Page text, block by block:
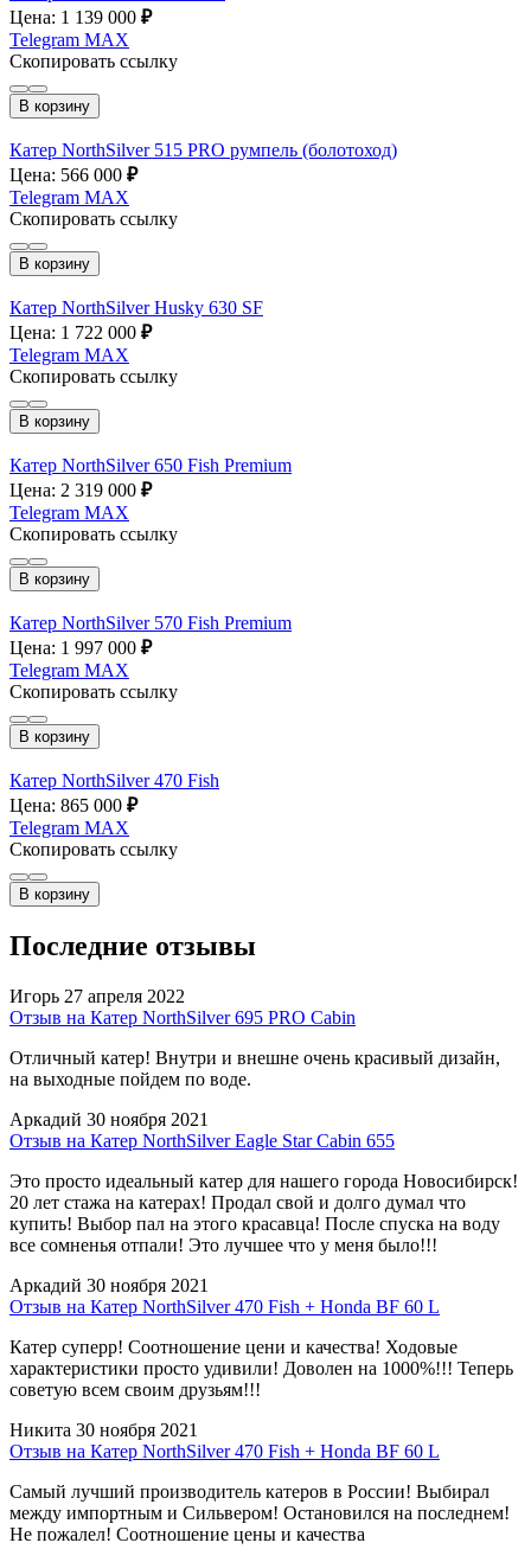
Цена: 1 139 000 ₽
Telegram MAX
Скопировать ссылку
В корзину
Катер NorthSilver 515 PRO румпель (болотоход)
Цена: 566 000 ₽
Telegram MAX
Скопировать ссылку
В корзину
Катер NorthSilver Husky 630 SF
Цена: 1 722 000 ₽
Telegram MAX
Скопировать ссылку
В корзину
Катер NorthSilver 650 Fish Premium
Цена: 2 319 000 ₽
Telegram MAX
Скопировать ссылку
В корзину
Катер NorthSilver 570 Fish Premium
Цена: 1 997 000 ₽
Telegram MAX
Скопировать ссылку
В корзину
Катер NorthSilver 470 Fish
Цена: 865 000 ₽
Telegram MAX
Скопировать ссылку
В корзину
Последние отзывы
Игорь 27 апреля 2022
Отзыв на Катер NorthSilver 695 PRO Cabin
Отличный катер! Внутри и внешне очень красивый дизайн,
на выходные пойдем по воде.
Аркадий 30 ноября 2021
Отзыв на Катер NorthSilver Eagle Star Cabin 655
Это просто идеальный катер для нашего города Новосибирск!
20 лет стажа на катерах! Продал свой и долго думал что
купить! Выбор пал на этого красавца! После спуска на воду
все сомненья отпали! Это лучшее что у меня было!!!
Аркадий 30 ноября 2021
Отзыв на Катер NorthSilver 470 Fish + Honda BF 60 L
Катер суперр! Соотношение цени и качества! Ходовые
характеристики просто удивили! Доволен на 1000%!!! Теперь
советую всем своим друзьям!!!
Никита 30 ноября 2021
Отзыв на Катер NorthSilver 470 Fish + Honda BF 60 L
Самый лучший производитель катеров в России! Выбирал
между импортным и Сильвером! Остановился на последнем!
Не пожалел! Соотношение цены и качества